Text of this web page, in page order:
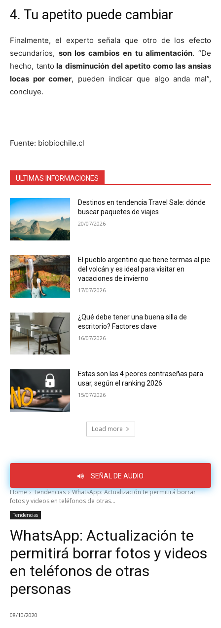
4. Tu apetito puede cambiar
Finalmente, el experto señala que otro de los efecto
secundarios, son los cambios en tu alimentación. “De
hecho, tanto la disminución del apetito como las ansias
locas por comer, pueden indicar que algo anda mal”,
concluye.
Fuente: biobiochile.cl
ULTIMAS INFORMACIONES
Destinos en tendencia Travel Sale: dónde
buscar paquetes de viajes
20/07/2026
El pueblo argentino que tiene termas al pie
del volcán y es ideal para visitar en
vacaciones de invierno
17/07/2026
¿Qué debe tener una buena silla de
escritorio? Factores clave
16/07/2026
Estas son las 4 peores contraseñas para
usar, según el ranking 2026
15/07/2026
Load more